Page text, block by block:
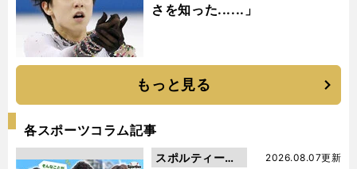
さを知った......」
もっと見る
各スポーツコラム記事
2026.08.07更新
スポルティーバ